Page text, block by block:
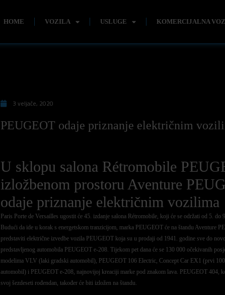
HOME VOZILA USLUGE KOMERCIJALNA
3 veljače, 2020
PEUGEOT odaje priznanje električnim
U sklopu salona Rétromobile
izložbenom prostoru Aventure
odaje priznanje električnim vozilima
Paris Porte de Versailles ugostit će 45. izdanje salona Rétromobile, koji će se održati od 5. do
Budući da ide u korak s energetskom tranzicijom, marka PEUGEOT će na štandu Aventure
predstaviti električne izvedbe vozila PEUGEOT koja su u prodaji od 1941. godine sve do
predstavljenog automobila PEUGEOT e-208. Tijekom pet dana će se 130 000 očekivanih
modelima VLV (laki gradski automobil), PEUGEOT 106 Electric, Concept Car EX1 (prvi
automobil) i PEUGEOT e-208, najnovijoj kreaciji marke pod znakom lava. PEUGEOT 404,
svoj šezdeseti rođendan, također će biti izložen na štandu.